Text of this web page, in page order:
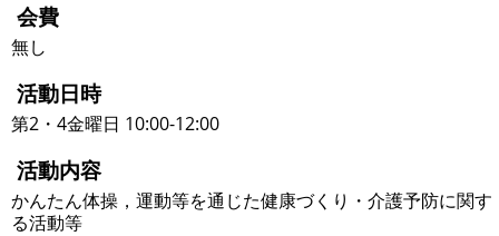
会費
無し
活動日時
第2・4金曜日 10:00-12:00
活動内容
かんたん体操，運動等を通じた健康づくり・介護予防に関す
る活動等